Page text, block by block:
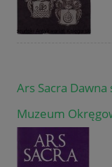
Ars Sacra
Muzeum